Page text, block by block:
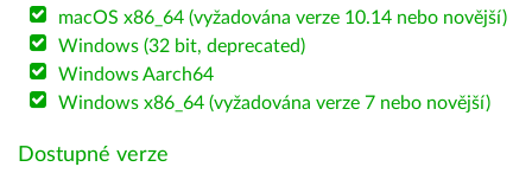
macOS x86_64 (vyžadována verze 10.14 nebo novější)
Windows (32 bit, deprecated)
Windows Aarch64
Windows x86_64 (vyžadována verze 7 nebo novější)
Dostupné verze